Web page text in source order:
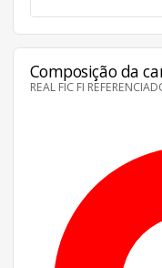
Composição da
REAL FIC FI